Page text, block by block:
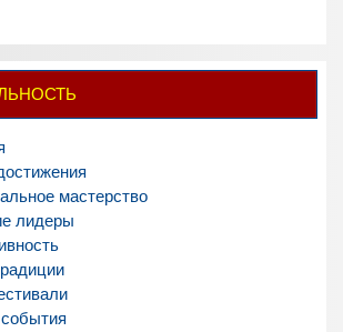
мастерство
лидеры